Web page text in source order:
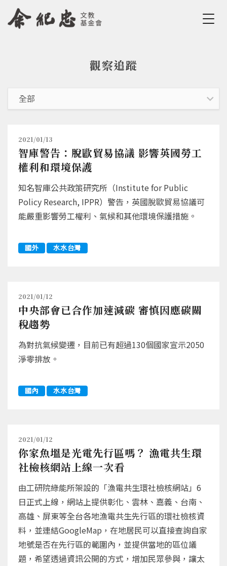
Jump to Navigation
Jump to Main content
觀察追蹤
2021/01/13
智庫警告：脫歐貿易協議 影響英國勞工
權利和環境保護
知名智庫公共政策研究所（Institute for Public
Policy Research, IPPR）警告，英國脫歐貿易協議可
能嚴重影響勞工權利、氣候和其他環境保護措施。
國外 水水台灣
2021/01/12
中央部會已合作加速減碳 審慎因應碳關
稅趨勢
為對抗氣候變遷，目前已有超過130個國家宣示2050
淨零排放。
國內 水水台灣
2021/01/12
你家魚塭是光電先行區嗎？ 漁電共生環
社檢核網站上線一次看
由工研院綠能所架設的「漁電共生環社檢核網站」6
日正式上線，網站上提供彰化、雲林、嘉義、台南、
高雄、屏東等全台各地漁電共生先行區的環社檢核資
料，並連結GoogleMap，在地居民可以直接查詢自家
地號是否在先行區的範圍內，並提供當地的區位議
題，希望透過資訊公開的方式，增加民眾參與，讓太